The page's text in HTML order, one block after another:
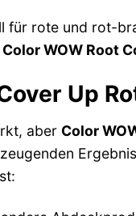
für rote und rot-
Color WOW Root
Up
aber Color